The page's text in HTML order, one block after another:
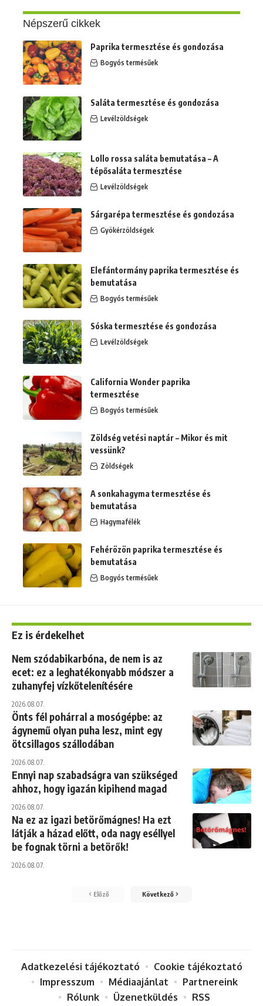
Népszerű cikkek
Paprika termesztése és gondozása
Bogyós termésűek
Saláta termesztése és gondozása
Levélzöldségek
Lollo rossa saláta bemutatása – A
tépősaláta termesztése
Levélzöldségek
Sárgarépa termesztése és gondozása
Gyökérzöldségek
Elefántormány paprika termesztése és
bemutatása
Bogyós termésűek
Sóska termesztése és gondozása
Levélzöldségek
California Wonder paprika
termesztése
Bogyós termésűek
Zöldség vetési naptár – Mikor és mit
vessünk?
Zöldségek
A sonkahagyma termesztése és
bemutatása
Hagymafélék
Fehérözön paprika termesztése és
bemutatása
Bogyós termésűek
Ez is érdekelhet
Nem szódabikarbóna, de nem is az
ecet: ez a leghatékonyabb módszer a
zuhanyfej vízkőtelenítésére
2026.08.07.
Önts fél pohárral a mosógépbe: az
ágynemű olyan puha lesz, mint egy
ötcsillagos szállodában
2026.08.07.
Ennyi nap szabadságra van szükséged
ahhoz, hogy igazán kipihend magad
2026.08.07.
Na ez az igazi betörőmágnes! Ha ezt
látják a házad előtt, oda nagy eséllyel
be fognak törni a betörők!
2026.08.07.
Előző Következő
Adatkezelési tájékoztató
Cookie tájékoztató
Impresszum
Médiaajánlat
Partnereink
Rólunk
Üzenetküldés RSS